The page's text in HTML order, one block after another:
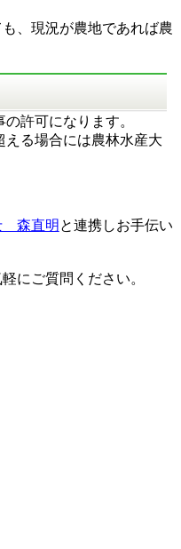
、現況が農地であれば農
許可になります。
る場合には農林水産大
森直明 と連携しお手伝い
問ください。